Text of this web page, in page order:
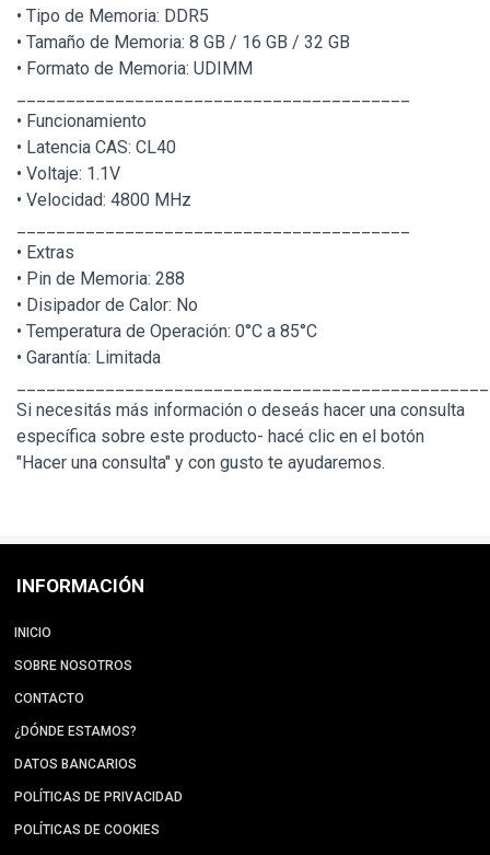
• Tipo de Memoria: DDR5
• Tamaño de Memoria: 8 GB / 16 GB / 32 GB
• Formato de Memoria: UDIMM
• Funcionamiento
• Latencia CAS: CL40
• Voltaje: 1.1V
• Velocidad: 4800 MHz
• Extras
• Pin de Memoria: 288
• Disipador de Calor: No
• Temperatura de Operación: 0°C a 85°C
• Garantía: Limitada
Si necesitás más información o deseás hacer una consulta
específica sobre este producto- hacé clic en el botón
"Hacer una consulta" y con gusto te ayudaremos.
INFORMACIÓN
INICIO
SOBRE NOSOTROS
CONTACTO
¿DÓNDE ESTAMOS?
DATOS BANCARIOS
POLÍTICAS DE PRIVACIDAD
POLÍTICAS DE COOKIES